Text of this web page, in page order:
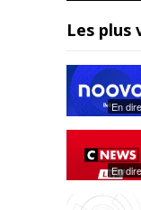
Les plus
En
En